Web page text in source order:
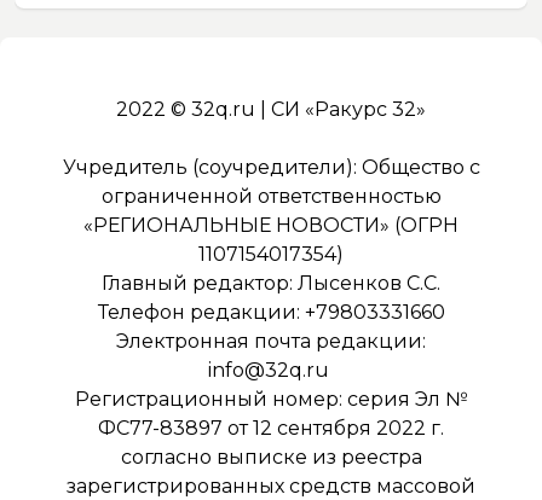
2022 © 32q.ru | СИ «Ракурс 32»
Учредитель (соучредители): Общество с
ограниченной ответственностью
«РЕГИОНАЛЬНЫЕ НОВОСТИ» (ОГРН
1107154017354)
Главный редактор: Лысенков С.С.
Телефон редакции: +79803331660
Электронная почта редакции:
info@32q.ru
Регистрационный номер: серия Эл №
ФС77-83897 от 12 сентября 2022 г.
согласно выписке из реестра
зарегистрированных средств массовой